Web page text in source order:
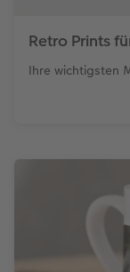
Retro Prints
Ihre wichtigsten